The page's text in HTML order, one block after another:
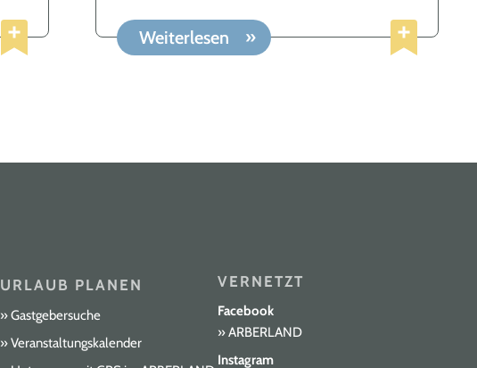
Weiterlesen
URLAUB PLANEN
Gastgebersuche
Veranstaltungskalender
VERNETZT
Facebook
ARBERLAND
Instagram